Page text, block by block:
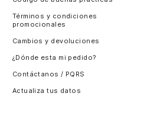
Términos y condiciones
promocionales
Cambios y devoluciones
¿Dónde esta mi pedido?
Contáctanos / PQRS
Actualiza tus datos